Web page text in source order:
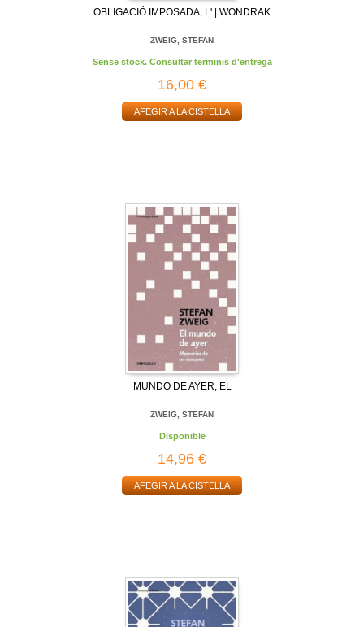
OBLIGACIÓ IMPOSADA, L' | WONDRAK
ZWEIG, STEFAN
Sense stock. Consultar terminis d'entrega
16,00 €
AFEGIR A LA CISTELLA
MUNDO DE AYER, EL
ZWEIG, STEFAN
Disponible
14,96 €
AFEGIR A LA CISTELLA